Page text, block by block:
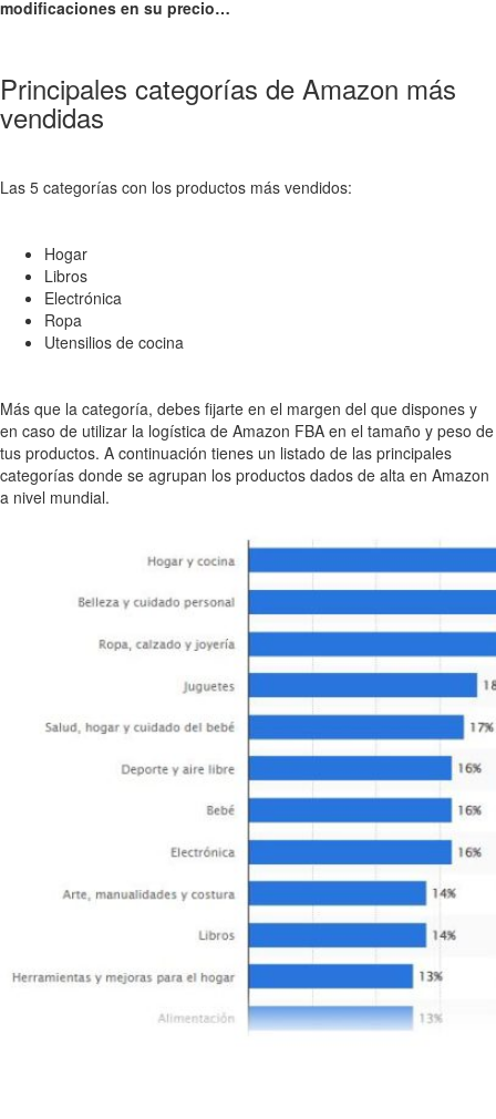
modificaciones en su precio…
Principales categorías de Amazon más
vendidas
Las 5 categorías con los productos más vendidos:
Hogar
Libros
Electrónica
Ropa
Utensilios de cocina
Más que la categoría, debes fijarte en el margen del que dispones y
en caso de utilizar la logística de Amazon FBA en el tamaño y peso de
tus productos. A continuación tienes un listado de las principales
categorías donde se agrupan los productos dados de alta en Amazon
a nivel mundial.